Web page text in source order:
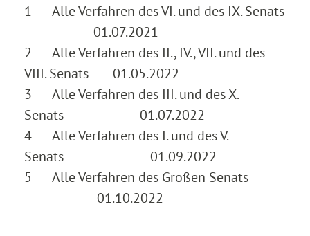
1 Alle Verfahren des VI. und des IX. Senats
01.07.2021
2 Alle Verfahren des II., IV., VII. und des
VIII. Senats 01.05.2022
3 Alle Verfahren des III. und des X.
Senats 01.07.2022
4 Alle Verfahren des I. und des V.
Senats 01.09.2022
5 Alle Verfahren des Großen Senats
01.10.2022